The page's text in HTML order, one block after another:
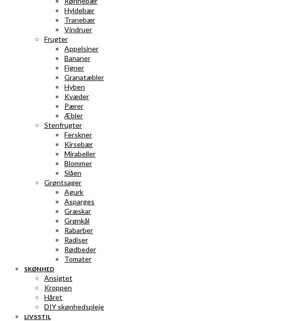
Hyldebær
Tranebær
Vindruer
Frugter
Appelsiner
Bananer
Figner
Granatæbler
Hyben
Kvæder
Pærer
Æbler
Stenfrugter
Ferskner
Kirsebær
Mirabeller
Blommer
Slåen
Grøntsager
Agurk
Asparges
Græskar
Grønkål
Rabarber
Radiser
Rødbeder
Tomater
SKØNHED
Ansigtet
Kroppen
Håret
DIY skønhedspleje
LIVSSTIL